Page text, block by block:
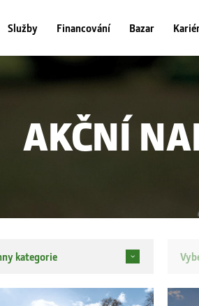
Služby Financování Bazar
AKČNÍ
kategorie